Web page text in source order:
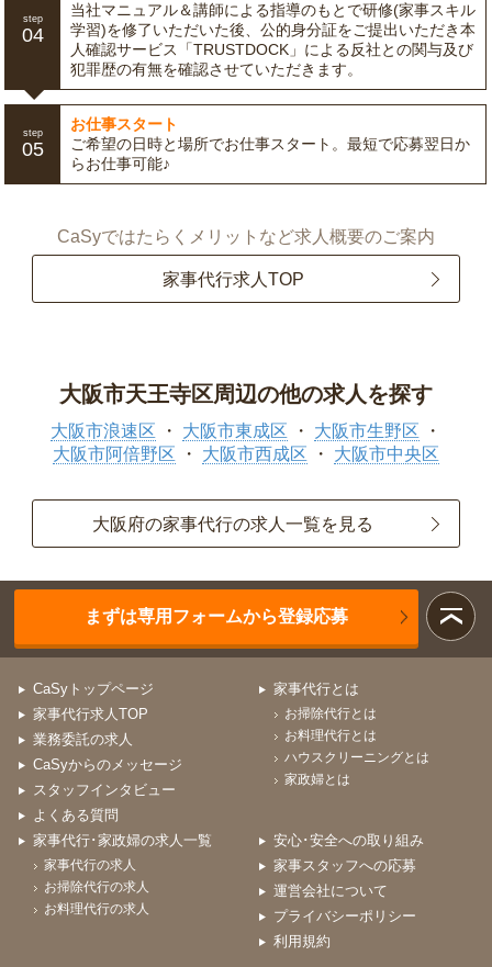
step
04
当社マニュアル＆講師による指導のもとで研修(家事スキル
学習)を修了いただいた後、公的身分証をご提出いただき本
人確認サービス「TRUSTDOCK」による反社との関与及び
犯罪歴の有無を確認させていただきます。
step
05
お仕事スタート
ご希望の日時と場所でお仕事スタート。最短で応募翌日か
らお仕事可能♪
CaSyではたらくメリットなど求人概要のご案内
家事代行求人TOP
大阪市天王寺区周辺の他の求人を探す
大阪市浪速区 大阪市東成区
大阪市生野区
大阪市阿倍野区
大阪市西成区 大阪市中央区
大阪府の家事代行の求人一覧を見る
まずは専用フォームから登録応募
CaSyトップページ
家事代行求人TOP
業務委託の求人
CaSyからのメッセージ
スタッフインタビュー
よくある質問
家事代行とは
お掃除代行とは
お料理代行とは
ハウスクリーニングとは
家政婦とは
家事代行･家政婦の求人一覧
家事代行の求人
お掃除代行の求人
お料理代行の求人
安心･安全への取り組み
家事スタッフへの応募
運営会社について
プライバシーポリシー
利用規約